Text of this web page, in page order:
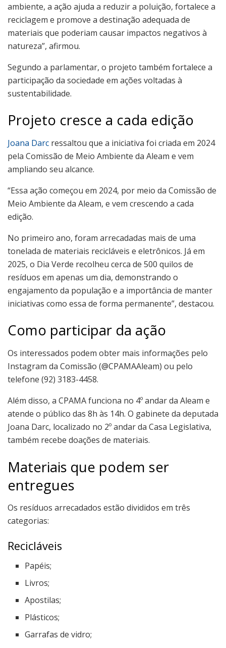
ambiente, a ação ajuda a reduzir a poluição, fortalece a
reciclagem e promove a destinação adequada de
materiais que poderiam causar impactos negativos à
natureza”, afirmou.
Segundo a parlamentar, o projeto também fortalece a
participação da sociedade em ações voltadas à
sustentabilidade.
Projeto cresce a cada edição
Joana Darc ressaltou que a iniciativa foi criada em 2024
pela Comissão de Meio Ambiente da Aleam e vem
ampliando seu alcance.
“Essa ação começou em 2024, por meio da Comissão de
Meio Ambiente da Aleam, e vem crescendo a cada
edição.
No primeiro ano, foram arrecadadas mais de uma
tonelada de materiais recicláveis e eletrônicos. Já em
2025, o Dia Verde recolheu cerca de 500 quilos de
resíduos em apenas um dia, demonstrando o
engajamento da população e a importância de manter
iniciativas como essa de forma permanente”, destacou.
Como participar da ação
Os interessados podem obter mais informações pelo
Instagram da Comissão (@CPAMAAleam) ou pelo
telefone (92) 3183-4458.
Além disso, a CPAMA funciona no 4º andar da Aleam e
atende o público das 8h às 14h. O gabinete da deputada
Joana Darc, localizado no 2º andar da Casa Legislativa,
também recebe doações de materiais.
Materiais que podem ser
entregues
Os resíduos arrecadados estão divididos em três
categorias:
Recicláveis
Papéis;
Livros;
Apostilas;
Plásticos;
Garrafas de vidro;